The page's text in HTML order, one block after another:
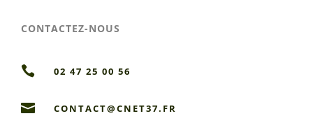
CONTACTEZ-NOUS
 02 47 25 00 56
 CONTACT@CNET37.FR